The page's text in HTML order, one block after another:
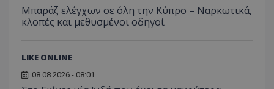
Μπαράζ ελέγχων σε όλη την Κύπρο – Ναρκωτικά,
κλοπές και μεθυσμένοι οδηγοί
LIKE ONLINE
08.08.2026 - 08:01